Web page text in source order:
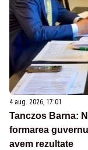
4 aug. 2026, 17:01
Tanczos Barna:
formarea
avem rezultate